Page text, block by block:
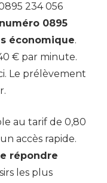
234 056
0895
économique.
€ par minute.
Le prélèvement
au tarif de 0,80
accès rapide.
répondre
les plus